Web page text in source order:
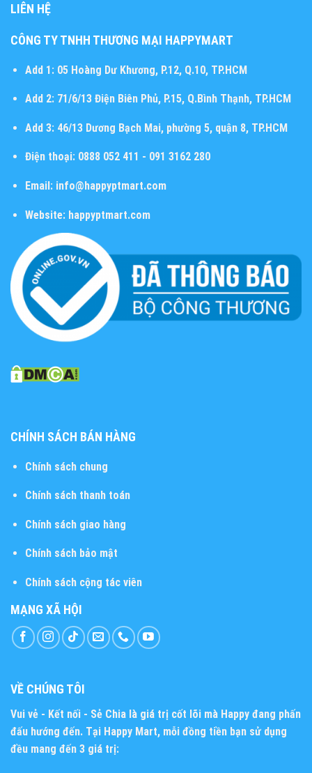
LIÊN HỆ
CÔNG TY TNHH THƯƠNG MẠI HAPPYMART
Add 1:05 Hoàng Dư Khương, P.12, Q.10, TP.HCM
Add 2:71/6/13 Điện Biên Phủ, P.15, Q.Bình Thạnh, TP.HCM
Add 3:46/13 Dương Bạch Mai, phường 5, quận 8, TP.HCM
Điện thoại:0888 052 411 - 091 3162 280
Email:info@happyptmart.com
Website: happyptmart.com
CHÍNH SÁCH BÁN HÀNG
Chính sách chung
Chính sách thanh toán
Chính sách giao hàng
Chính sách bảo mật
Chính sách cộng tác viên
MẠNG XÃ HỘI
VỀ CHÚNG TÔI
Vui vẻ - Kết nối - Sẻ Chia là giá trị cốt lõi mà Happy đang phấn
đấu hướng đến. Tại Happy Mart, mỗi đồng tiền bạn sử dụng
đều mang đến 3 giá trị: